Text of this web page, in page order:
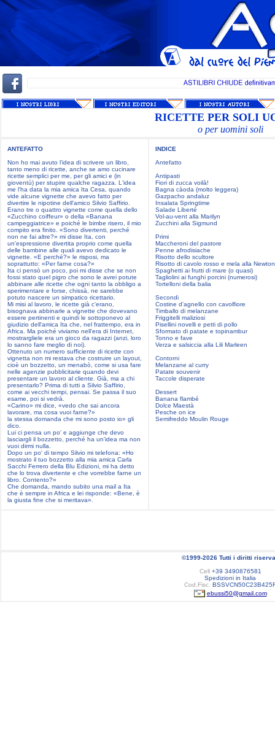
RICETTE PER SOLI
o per uomini soli
ANTEFATTO
Non ho mai avuto l'idea di scrivere un libro,
tanto meno di ricette, anche se amo cucinare
ricette semplici per me, per gli amici e (in
gioventù) per stupire qualche ragazza. L'idea
me l'ha data la mia amica Ita Cesa, quando
vide alcune vignette che avevo fatto per
divertire le nipotine dell'amico Silvio Saffirio.
Erano tre o quattro vignette come quella dello
«Zucchino coiffeur» o della «Banana
campeggiatrice» e poiché le bimbe risero, il mio
compito era finito. «Sono divertenti, perché
non ne fai altre?» mi disse Ita, con
un'espressione divertita proprio come quella
delle bambine alle quali avevo dedicato le
vignette. «E perché?» le risposi, ma
soprattutto: «Per farne cosa?»
Ita ci pensò un poco, poi mi disse che se non
fossi stato quel pigro che sono le avrei potute
abbinare alle ricette che ogni tanto la obbligo a
sperimentare e forse, chissà, ne sarebbe
potuto nascere un simpatico ricettario.
Mi misi al lavoro, le ricette già c'erano,
bisognava abbinarle a vignette che dovevano
essere pertinenti e quindi le sottoponevo al
giudizio dell'amica Ita che, nel frattempo, era in
Africa. Ma poiché viviamo nell'era di Internet,
mostrargliele era un gioco da ragazzi (anzi, loro
lo sanno fare meglio di noi).
Ottenuto un numero sufficiente di ricette con
vignetta non mi restava che costruire un layout,
cioè un bozzetto, un menabò, come si usa fare
nelle agenzie pubblicitarie quando devi
presentare un lavoro al cliente. Già, ma a chi
presentarlo? Prima di tutti a Silvio Saffirio,
come ai vecchi tempi, pensai. Se passa il suo
esame, poi si vedrà.
«Carino» mi dice, «vedo che sai ancora
lavorare, ma cosa vuoi farne?»
la stessa domanda che mi sono posto io» gli
dico.
Lui ci pensa un po' e aggiunge che devo
lasciargli il bozzetto, perché ha un'idea ma non
vuoi dirmi nulla.
Dopo un po' di tempo Silvio mi telefona: «Ho
mostrato il tuo bozzetto alla mia amica Carla
Sacchi Ferrero della Blu Edizioni, mi ha detto
che lo trova divertente e che vorrebbe farne un
libro. Contento?»
Che domanda, mando subito una mail a Ita
che è sempre in Africa e lei risponde: «Bene, è
la giusta fine che si meritava».
INDICE
Antefatto
Antipasti
Fiori di zucca voilà!
Bagna càoda (molto leggera)
Gazpacho andaluz
Insalata Springtime
Salade Liberté
Vol-au-vent alla Marilyn
Zucchini alla Sigmund
Primi
Maccheroni del pastore
Penne afrodisiache
Risotto dello scultore
Risotto di cavolo rosso e mela alla Newton
Spaghetti ai frutti di mare (o quasi)
Tagliolini ai funghi porcini (numerosi)
Tortelloni della balia
Secondi
Costine d'agnello con cavolfiore
Timballo di melanzane
Friggitelli maliziosi
Pisellini novelli e petti di pollo
Sformato di patate e topinambur
Tonno e fave
Verza e salsiccia alla Lili Marleen
Contorni
Melanzane al curry
Patate souvenir
Taccole disperate
Dessert
Banana flambé
Dolce Maestà
Pesche on ice
Semifreddo Moulin Rouge
©1999-2026 Tutti i diritti
Cell+39 3490876581
Spedizioni in Italia
Cod.Fisc.
ebussi50@gmail.com